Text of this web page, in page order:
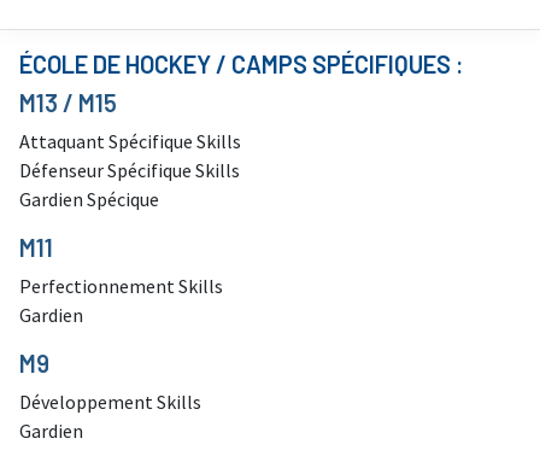
ÉCOLE DE HOCKEY / CAMPS SPÉCIFIQUES :
M13 / M15
Attaquant Spécifique Skills
Défenseur Spécifique Skills
Gardien Spécique
M11
Perfectionnement Skills
Gardien
M9
Développement Skills
Gardien